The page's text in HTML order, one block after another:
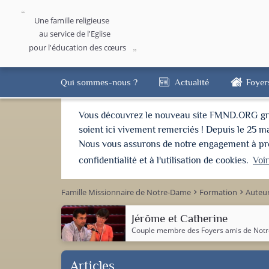
Une famille religieuse
au service de l'Eglise
pour l'éducation des cœurs
Qui sommes-nous ? Actualité
Vous découvrez le nouveau site FMND.ORG
soient ici vivement remerciés ! Depuis le 25
Nous vous assurons de notre engagement à
confidentialité et à l'utilisation de cookies.
Famille Missionnaire de Notre-Dame keyboard_arrow_right Formation keyboard_arrow_right
Jérôme et Catherine
Couple membre des Foyers amis de
Articles